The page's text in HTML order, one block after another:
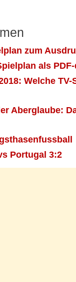
zum
als
Welche TV-
Aberglaube:
Portugal 3:2